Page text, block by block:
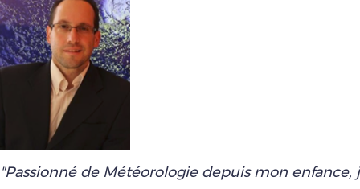
"Passionné de Météorologie depuis mon enfance,